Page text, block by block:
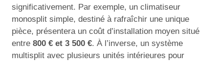
significativement. Par exemple, un climatiseur
monosplit simple, destiné à rafraîchir une unique
pièce, présentera un coût d’installation moyen situé
entre 800 € et 3 500 €. À l’inverse, un système
multisplit avec plusieurs unités intérieures pour